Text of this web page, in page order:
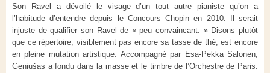
Son Ravel a dévoilé le visage d’un tout autre pianiste qu’on a
l’habitude d’entendre depuis le Concours Chopin en 2010. Il serait
injuste de qualifier son Ravel de « peu convaincant. » Disons plutôt
que ce répertoire, visiblement pas encore sa tasse de thé, est encore
en pleine mutation artistique. Accompagné par Esa-Pekka Salonen,
Geniušas a fondu dans la masse et le timbre de l’Orchestre de Paris.